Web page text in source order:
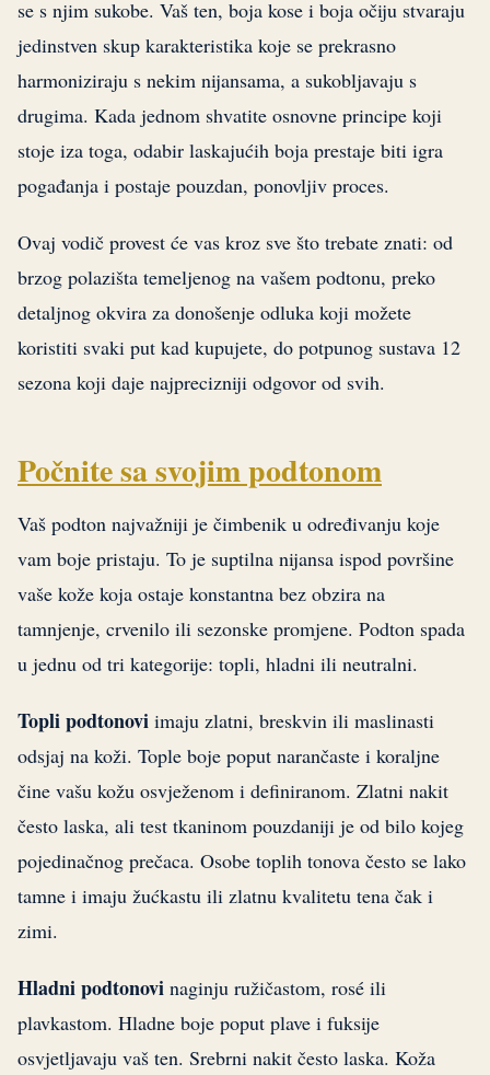
se s njim sukobe. Vaš ten, boja kose i boja očiju stvaraju
jedinstven skup karakteristika koje se prekrasno
harmoniziraju s nekim nijansama, a sukobljavaju s
drugima. Kada jednom shvatite osnovne principe koji
stoje iza toga, odabir laskajućih boja prestaje biti igra
pogađanja i postaje pouzdan, ponovljiv proces.
Ovaj vodič provest će vas kroz sve što trebate znati: od
brzog polazišta temeljenog na vašem podtonu, preko
detaljnog okvira za donošenje odluka koji možete
koristiti svaki put kad kupujete, do potpunog sustava 12
sezona koji daje najprecizniji odgovor od svih.
Počnite sa svojim podtonom
Vaš podton najvažniji je čimbenik u određivanju koje
vam boje pristaju. To je suptilna nijansa ispod površine
vaše kože koja ostaje konstantna bez obzira na
tamnjenje, crvenilo ili sezonske promjene. Podton spada
u jednu od tri kategorije: topli, hladni ili neutralni.
Topli podtonovi imaju zlatni, breskvin ili maslinasti
odsjaj na koži. Tople boje poput narančaste i koraljne
čine vašu kožu osvježenom i definiranom. Zlatni nakit
često laska, ali test tkaninom pouzdaniji je od bilo kojeg
pojedinačnog prečaca. Osobe toplih tonova često se lako
tamne i imaju žućkastu ili zlatnu kvalitetu tena čak i
zimi.
Hladni podtonovi naginju ružičastom, rosé ili
plavkastom. Hladne boje poput plave i fuksije
osvjetljavaju vaš ten. Srebrni nakit često laska. Koža